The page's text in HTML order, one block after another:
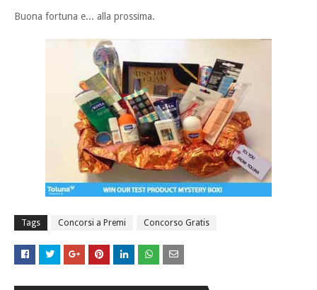
Buona fortuna e... alla prossima.
Tags Concorsi a Premi Concorso Gratis